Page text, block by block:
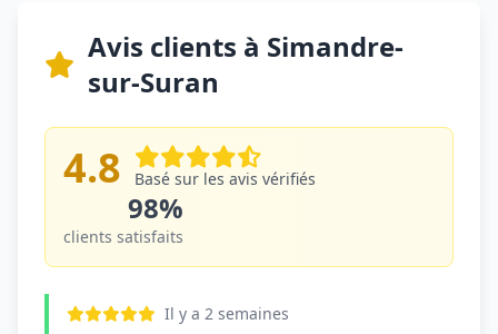
Avis clients à Simandre-
sur-Suran
4.8 Basé sur les avis vérifiés
98%
clients satisfaits
Il y a 2 semaines